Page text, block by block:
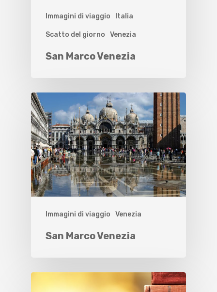
Immagini di viaggio Italia
Scatto del giorno Venezia
San Marco Venezia
Immagini di viaggio Venezia
San Marco Venezia